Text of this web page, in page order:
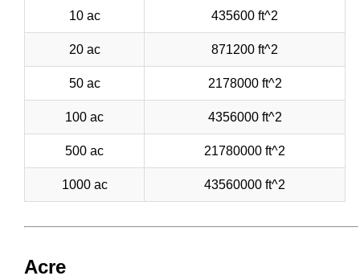
10 ac 435600 ft^2
20 ac 871200 ft^2
50 ac 2178000 ft^2
100 ac 4356000 ft^2
500 ac 21780000 ft^2
1000 ac 43560000 ft^2
Acre